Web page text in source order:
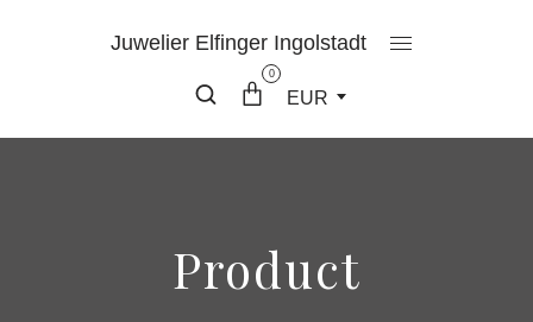
Juwelier Elfinger Ingolstadt
0
EUR
Product